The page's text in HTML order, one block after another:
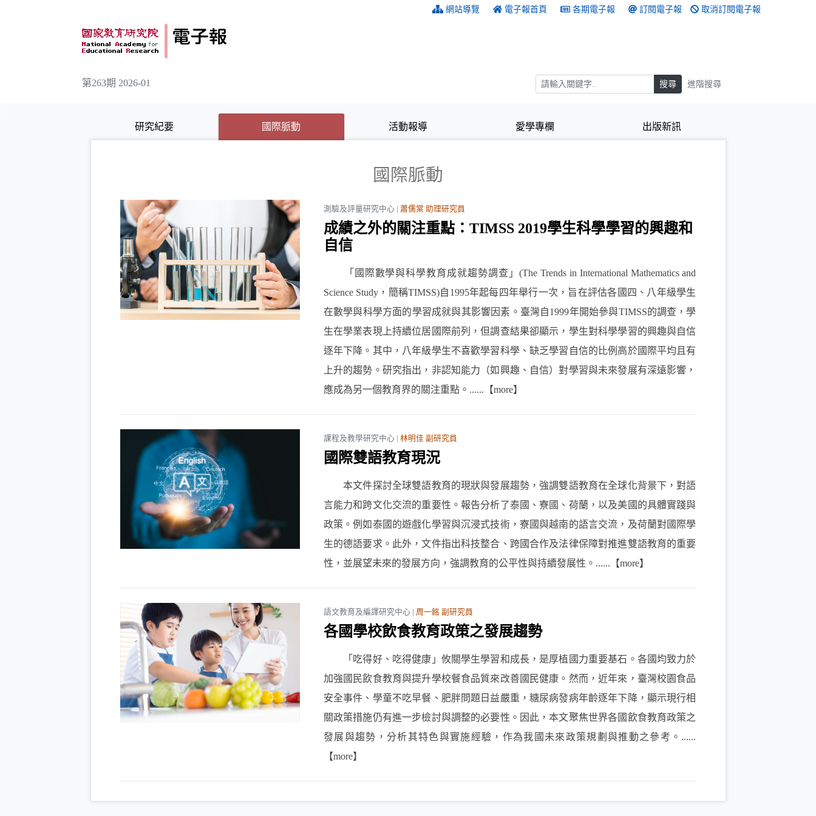
網站導覽 電子報首頁 各期電子報 訂閱電子報 取消訂閱電子報
第263期 2026-01 搜尋 搜尋 進階搜尋
研究紀要 國際脈動 活動報導 愛學專欄 出版新訊
國際脈動
測驗及評量研究中心 | 蕭儒棠 助理研究員
成績之外的關注重點：TIMSS 2019學生科學學習的興趣和
自信
「國際數學與科學教育成就趨勢調查」(The Trends in International Mathematics and
Science Study，簡稱TIMSS)自1995年起每四年舉行一次，旨在評估各國四、八年級學生
在數學與科學方面的學習成就與其影響因素。臺灣自1999年開始參與TIMSS的調查，學
生在學業表現上持續位居國際前列，但調查結果卻顯示，學生對科學學習的興趣與自信
逐年下降。其中，八年級學生不喜歡學習科學、缺乏學習自信的比例高於國際平均且有
上升的趨勢。研究指出，非認知能力（如興趣、自信）對學習與未來發展有深遠影響，
應成為另一個教育界的關注重點。......【more】
課程及教學研究中心 | 林明佳 副研究員
國際雙語教育現況
本文件探討全球雙語教育的現狀與發展趨勢，強調雙語教育在全球化背景下，對語
言能力和跨文化交流的重要性。報告分析了泰國、寮國、荷蘭，以及美國的具體實踐與
政策。例如泰國的遊戲化學習與沉浸式技術，寮國與越南的語言交流，及荷蘭對國際學
生的德語要求。此外，文件指出科技整合、跨國合作及法律保障對推進雙語教育的重要
性，並展望未來的發展方向，強調教育的公平性與持續發展性。......【more】
語文教育及編譯研究中心 | 周一銘 副研究員
各國學校飲食教育政策之發展趨勢
「吃得好、吃得健康」攸關學生學習和成長，是厚植國力重要基石。各國均致力於
加強國民飲食教育與提升學校餐食品質來改善國民健康。然而，近年來，臺灣校園食品
安全事件、學童不吃早餐、肥胖問題日益嚴重，糖尿病發病年齡逐年下降，顯示現行相
關政策措施仍有進一步檢討與調整的必要性。因此，本文聚焦世界各國飲食教育政策之
發展與趨勢，分析其特色與實施經驗，作為我國未來政策規劃與推動之參考。......
【more】